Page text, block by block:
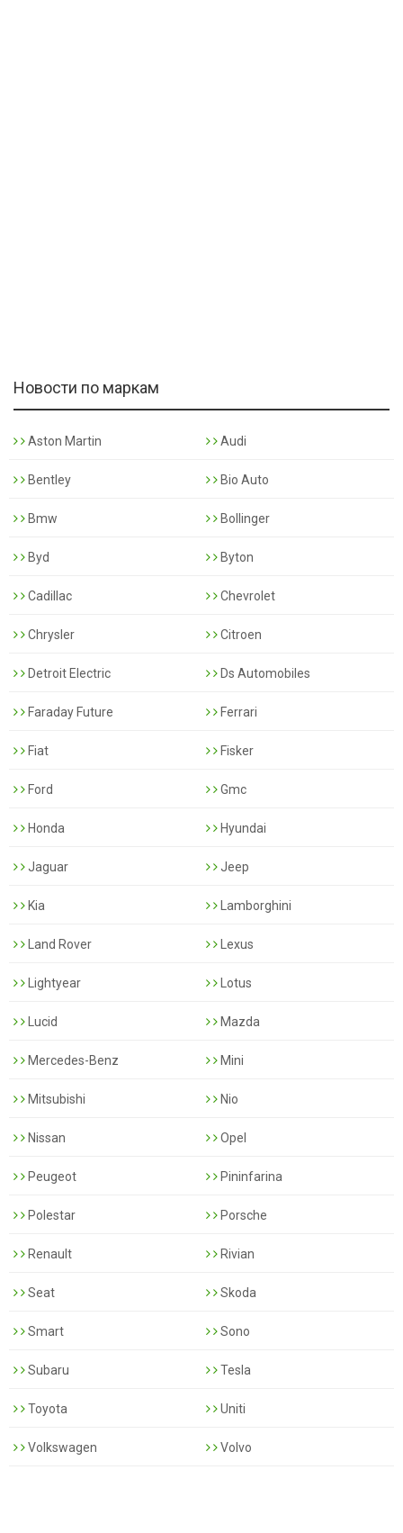
Новости по маркам
Aston Martin Audi
Bentley Bio Auto
Bmw Bollinger
Byd Byton
Cadillac Chevrolet
Chrysler Citroen
Detroit Electric Ds Automobiles
Faraday Future Ferrari
Fiat Fisker
Ford Gmc
Honda Hyundai
Jaguar Jeep
Kia Lamborghini
Land Rover Lexus
Lightyear Lotus
Lucid Mazda
Mercedes-Benz Mini
Mitsubishi Nio
Nissan Opel
Peugeot Pininfarina
Polestar Porsche
Renault Rivian
Seat Skoda
Smart Sono
Subaru Tesla
Toyota Uniti
Volkswagen Volvo